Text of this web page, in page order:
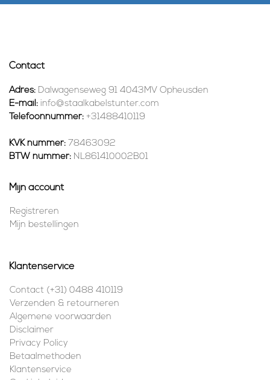
Contact
Adres: Dalwagenseweg 91 4043MV Opheusden
E-mail: info@staalkabelstunter.com
Telefoonnummer: +31488410119
KVK nummer: 78463092
BTW nummer: NL861410002B01
Mijn account
Registreren
Mijn bestellingen
Klantenservice
Contact (+31) 0488 410119
Verzenden & retourneren
Algemene voorwaarden
Disclaimer
Privacy Policy
Betaalmethoden
Klantenservice